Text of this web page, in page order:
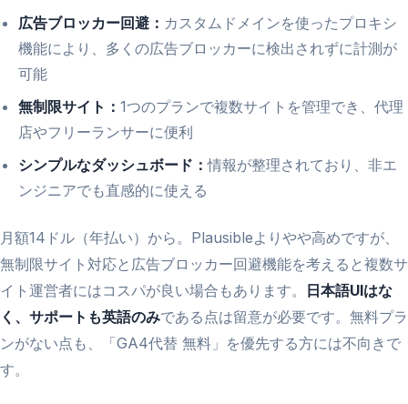
広告ブロッカー回避： カスタムドメインを使ったプロキシ
機能により、多くの広告ブロッカーに検出されずに計測が
可能
無制限サイト： 1つのプランで複数サイトを管理でき、代理
店やフリーランサーに便利
シンプルなダッシュボード：情報が整理されており、非エ
ンジニアでも直感的に使える
月額14ドル（年払い）から。Plausibleよりやや高めですが、
無制限サイト対応と広告ブロッカー回避機能を考えると複数サ
イト運営者にはコスパが良い場合もあります。
日本語UIはな
く、サポートも英語のみである点は留意が必要です。無料プラ
ンがない点も、「GA4代替 無料」を優先する方には不向きで
す。